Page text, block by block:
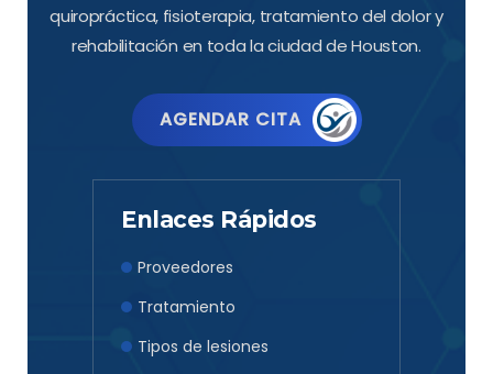
quiropráctica, fisioterapia, tratamiento del dolor y
rehabilitación en toda la ciudad de Houston.
AGENDAR CITA
Enlaces Rápidos
Proveedores
Tratamiento
Tipos de lesiones